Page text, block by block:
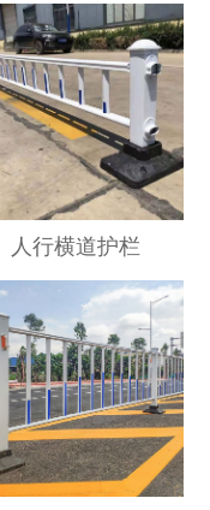
人行横道护栏